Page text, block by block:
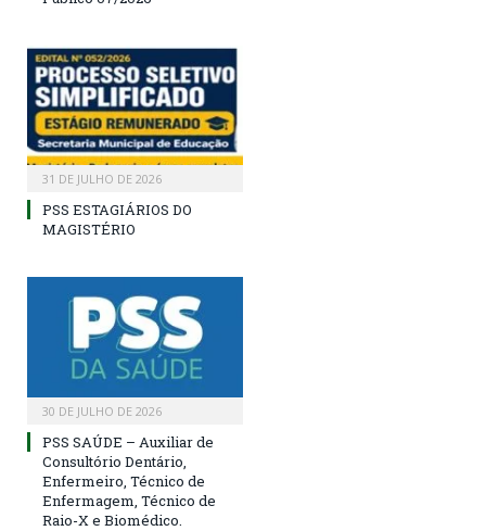
31 DE JULHO DE 2026
PSS ESTAGIÁRIOS DO
MAGISTÉRIO
30 DE JULHO DE 2026
PSS SAÚDE – Auxiliar de
Consultório Dentário,
Enfermeiro, Técnico de
Enfermagem, Técnico de
Raio-X e Biomédico.